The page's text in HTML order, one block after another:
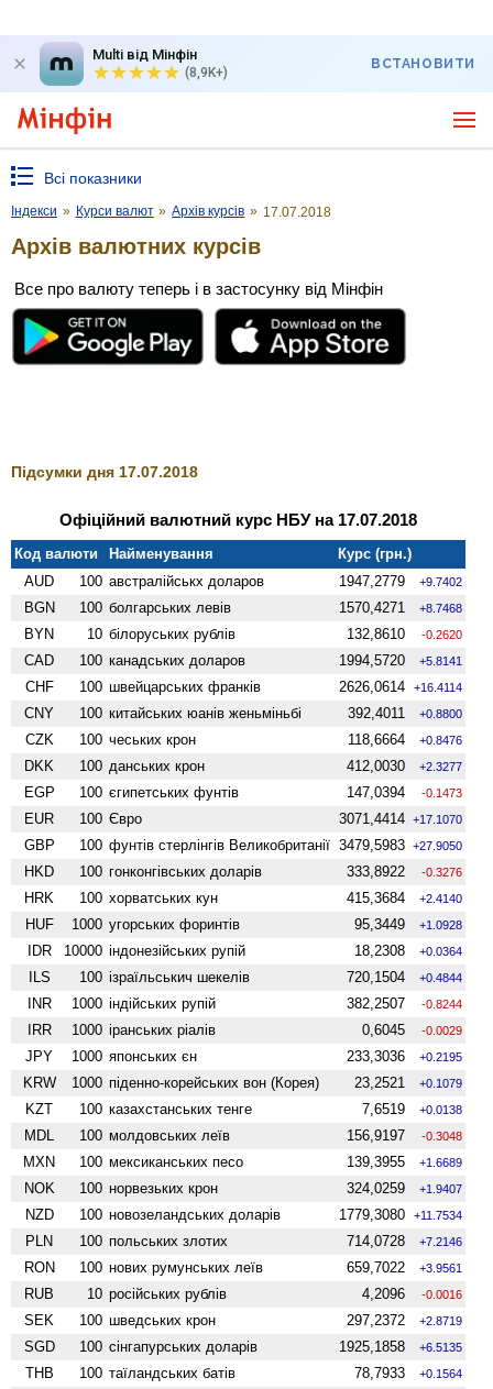
Multi від Мінфін
(8,9K+)
ВСТАНОВИТИ
Всі показники
Індекси » Курси валют » Архів курсів » 17.07.2018
Архів валютних курсів
Все про валюту теперь і в застосунку від Мінфін
Підсумки дня 17.07.2018
Офіційний валютний курс НБУ на 17.07.2018
Код валюти Найменування
Курс (грн.)
AUD
100 австралійськх доларов 1947,2779 +9.7402
BGN 100 болгарських левів 1570,4271 +8.7468
BYN 10 білоруських рублів 132,8610 -0.2620
CAD 100 канадських доларов 1994,5720 +5.8141
CHF 100 швейцарських франків 2626,0614 +16.4114
CNY 100 китайських юанів женьмiньбi 392,4011 +0.8800
CZK 100 чеських крон 118,6664 +0.8476
DKK 100 данських крон 412,0030 +2.3277
EGP 100 єгипетських фунтів 147,0394 -0.1473
EUR 100 Євро 3071,4414 +17.1070
GBP 100 фунтів стерлінгів Велико­британії 3479,5983 +27.9050
HKD 100 гонконгівських доларів 333,8922 -0.3276
HRK 100 хорватських кун 415,3684 +2.4140
HUF 1000 угорських форинтів 95,3449 +1.0928
IDR 10000 індонезійських рупій 18,2308 +0.0364
ILS 100 ізраїльськич шекелів 720,1504 +0.4844
INR 1000 індійських рупій 382,2507 -0.8244
IRR 1000 іранських ріалів 0,6045 -0.0029
JPY 1000 японських єн 233,3036 +0.2195
KRW 1000 піденно-корейських вон (Корея) 23,2521 +0.1079
KZT 100 казахстанських тенге 7,6519 +0.0138
MDL 100 молдовських леїв 156,9197 -0.3048
MXN 100 мексиканських песо 139,3955 +1.6689
NOK 100 норвезьких крон 324,0259 +1.9407
NZD 100 ново­зеландських доларів 1779,3080 +11.7534
PLN 100 польських злотих 714,0728 +7.2146
RON 100 нових румунських леїв 659,7022 +3.9561
RUB 10 російських рублів 4,2096 -0.0016
SEK 100 шведських крон 297,2372 +2.8719
SGD 100 сінгапурських доларів 1925,1858 +6.5135
THB 100 таїландських батів 78,7933 +0.1564